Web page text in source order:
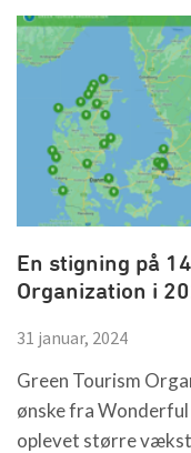
En stigning på
Organization i
31 januar, 2024
Green Tourism
ønske fra
oplevet større